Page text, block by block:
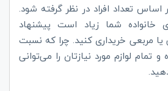
اساس تعداد افراد در نظر گرفته شود.
خانواده شما زیاد است پیشنهاد
مربعی خریداری کنید. چرا که نسبت
تمام لوازم مورد نیازتان را می‌توانی